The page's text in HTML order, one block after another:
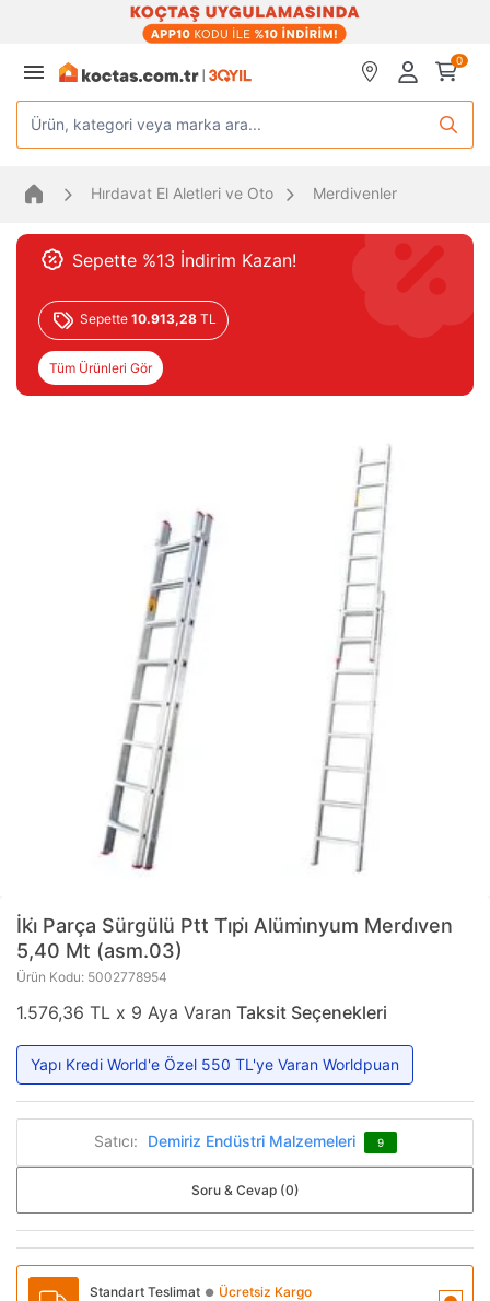
0
Ürün, kategori veya marka ara...
Hırdavat El Aletleri ve Oto Merdivenler
Sepette %13 İndirim Kazan!
Sepette 10.913,28 TL
Tüm Ürünleri Gör
İki̇ Parça Sürgülü Ptt Ti̇pi̇ Alümi̇nyum Merdi̇ven
5,40 Mt (asm.03)
Ürün Kodu: 5002778954
1.576,36 TL x 9 Aya Varan Taksit Seçenekleri
Yapı Kredi World'e Özel 550 TL'ye Varan Worldpuan
Satıcı: Demiriz Endüstri Malzemeleri 9
Soru & Cevap (0)
Standart Teslimat ● Ücretsiz Kargo